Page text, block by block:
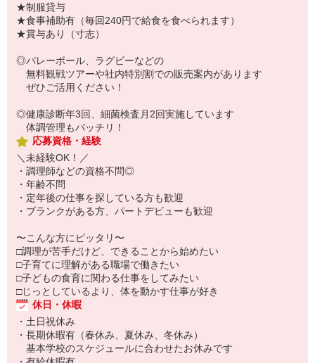
★制服貸与
★食事補助有（毎回240円で給食を食べられます）
★賞与あり（寸志）
◎バレーボール、ラグビーなどの
無料観戦ツアーや社内特別割での販売案内があります
ぜひご活用ください！
◎健康診断年3回、細菌検査月2回実施しています
体調管理もバッチリ！
応募資格・経験
＼未経験OK！／
・調理師などの資格不問◎
・年齢不問
・定年後の仕事を探している方も歓迎
・ブランクがある方、パートデビューも歓迎
〜こんな方にピッタリ〜
□調理が苦手だけど、できることから始めたい
□子育てに理解がある職場で働きたい
□子どもの食育に関わる仕事をしてみたい
□じっとしているより、体を動かす仕事が好き
休日・休暇
・土日祝休み
・長期休暇有（春休み、夏休み、冬休み）
基本学校のスケジュールに合わせたお休みです